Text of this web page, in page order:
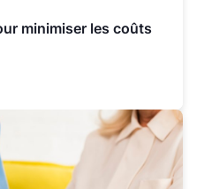
minimiser les coûts